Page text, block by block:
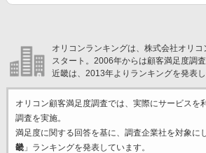
オリコンランキングは、株式会社オリ
スタート。2006年からは顧客満足度調
近畿は、2013年よりランキングを発表し
オリコン顧客満足度調査では、実際にサービスを
調査を実施。
満足度に関する回答を基に、調査企業社を対象に
畿」ランキングを発表しています。